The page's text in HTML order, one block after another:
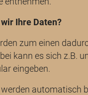
Ihre Daten?
zum einen
kann es sich z.B.
eingeben.
automatisch